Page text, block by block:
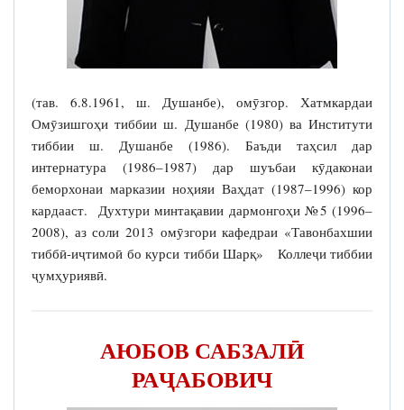
(тав. 6.8.1961, ш. Душанбе), омӯзгор. Хатмкардаи
Омӯзишгоҳи тиббии ш. Душанбе (1980) ва Институти
тиббии ш. Душанбе (1986). Баъди таҳсил дар
интернатура (1986–1987) дар шуъбаи кӯдаконаи
беморхонаи марказии ноҳияи Ваҳдат (1987–1996) кор
кардааст. Духтури минтақавии дармонгоҳи №5 (1996–
2008), аз соли 2013 омӯзгори кафедраи «Тавонбахшии
тиббӣ-иҷтимоӣ бо курси тибби Шарқ» Коллеҷи тиббии
ҷумҳуриявӣ.
АЮБОВ САБЗАЛӢ
РАҶАБОВИЧ